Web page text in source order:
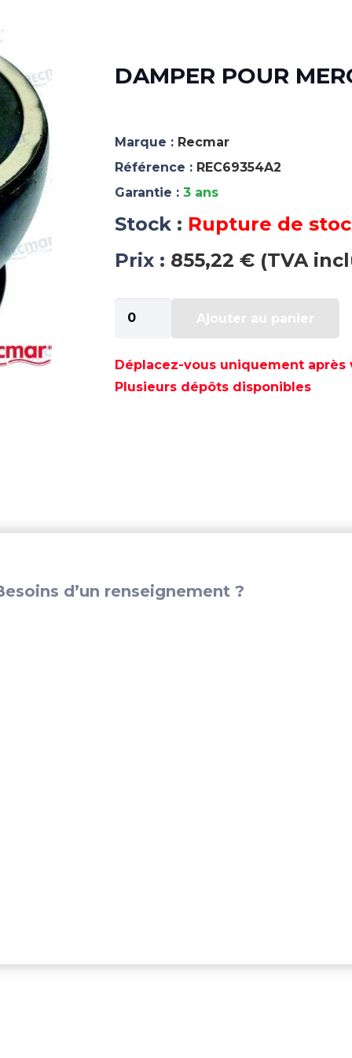
DAMPER POUR
Marque : Recmar
Référence : REC69354A2
Garantie : 3 ans
Stock : Rupture de
Prix : 855,22 € (TVA
de
POUR
MERCRUISER
Ajouter au panier
Déplacez-vous uniquement
Plusieurs dépôts disponibles
d’un renseignement ?